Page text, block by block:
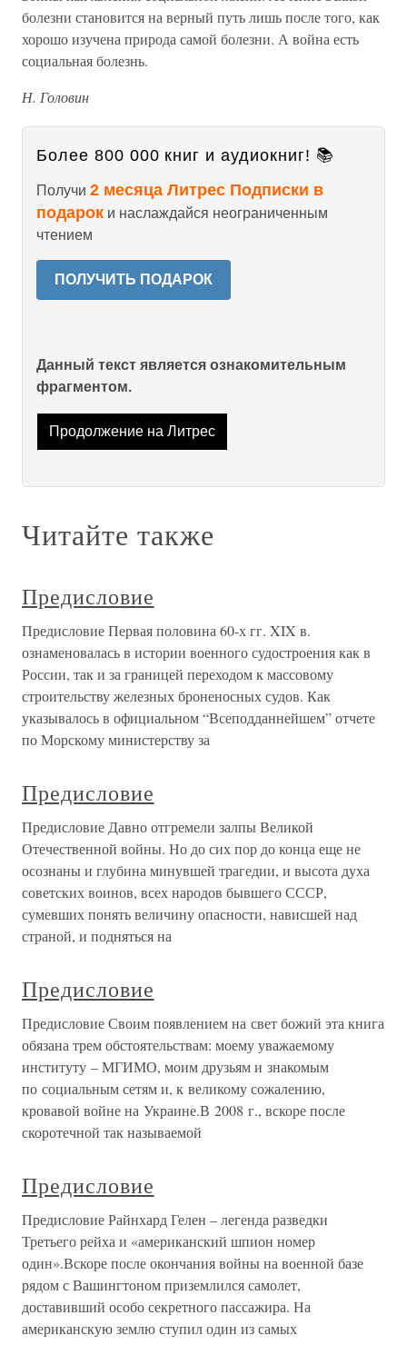
болезни становится на верный путь лишь после того, как
хорошо изучена природа самой болезни. А война есть
социальная болезнь.
Н. Головин
Более 800 000 книг и аудиокниг! 📚
Получи 2 месяца Литрес Подписки в
подарок и наслаждайся неограниченным
чтением
ПОЛУЧИТЬ ПОДАРОК
Данный текст является ознакомительным
фрагментом.
Продолжение на Литрес
Читайте также
Предисловие
Предисловие Первая половина 60-х гг. XIX в.
ознаменовалась в истории военного судостроения как в
России, так и за границей переходом к массовому
строительству железных броненосных судов. Как
указывалось в официальном “Всеподданнейшем” отчете
по Морскому министерству за
Предисловие
Предисловие Давно отгремели залпы Великой
Отечественной войны. Но до сих пор до конца еще не
осознаны и глубина минувшей трагедии, и высота духа
советских воинов, всех народов бывшего СССР,
сумевших понять величину опасности, нависшей над
страной, и подняться на
Предисловие
Предисловие Своим появлением на свет божий эта книга
обязана трем обстоятельствам: моему уважаемому
институту – МГИМО, моим друзьям и знакомым
по социальным сетям и, к великому сожалению,
кровавой войне на Украине.В 2008 г., вскоре после
скоротечной так называемой
Предисловие
Предисловие Райнхард Гелен – легенда разведки
Третьего рейха и «американский шпион номер
один».Вскоре после окончания войны на военной базе
рядом с Вашингтоном приземлился самолет,
доставивший особо секретного пассажира. На
американскую землю ступил один из самых